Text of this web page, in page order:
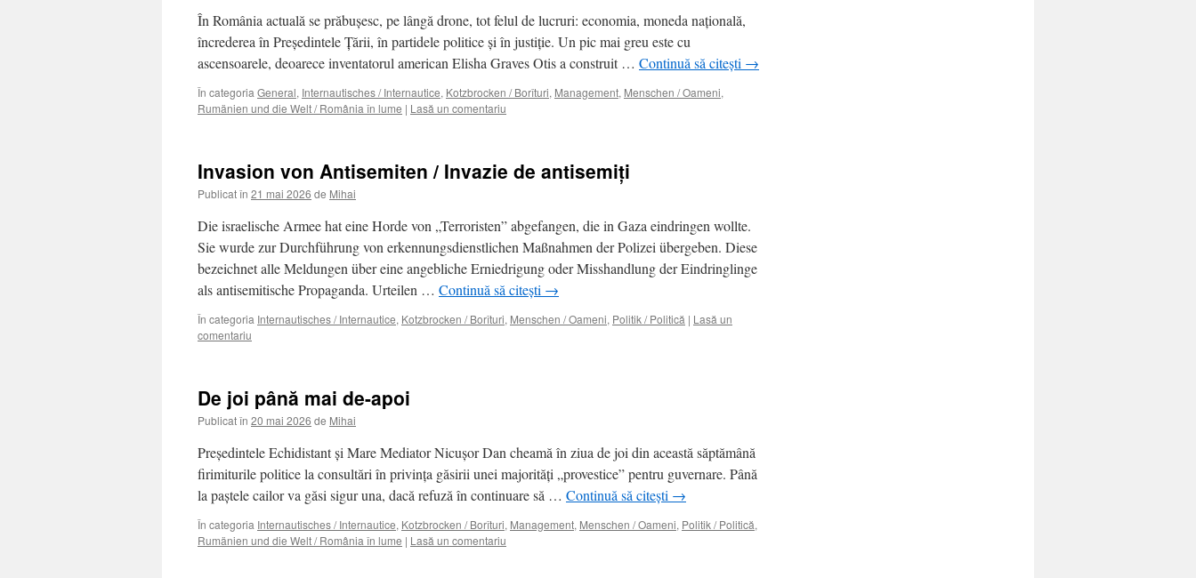
În România actuală se prăbuşesc, pe lângă drone, tot felul de lucruri: economia, moneda naţională,
încrederea în Preşedintele Ţării, în partidele politice şi în justiţie. Un pic mai greu este cu
ascensoarele, deoarece inventatorul american Elisha Graves Otis a construit … Continuă să citești →
În categoria General, Internautisches / Internautice, Kotzbrocken / Borîturi, Management, Menschen / Oameni,
Rumänien und die Welt / România în lume | Lasă un comentariu
Invasion von Antisemiten / Invazie de antisemiţi
Publicat în 21 mai 2026 de Mihai
Die israelische Armee hat eine Horde von „Terroristen” abgefangen, die in Gaza eindringen wollte.
Sie wurde zur Durchführung von erkennungsdienstlichen Maßnahmen der Polizei übergeben. Diese
bezeichnet alle Meldungen über eine angebliche Erniedrigung oder Misshandlung der Eindringlinge
als antisemitische Propaganda. Urteilen … Continuă să citești →
În categoria Internautisches / Internautice, Kotzbrocken / Borîturi, Menschen / Oameni, Politik / Politică | Lasă un
comentariu
De joi până mai de-apoi
Publicat în 20 mai 2026 de Mihai
Preşedintele Echidistant şi Mare Mediator Nicuşor Dan cheamă în ziua de joi din această săptămână
firimiturile politice la consultări în privinţa găsirii unei majorităţi „provestice” pentru guvernare. Până
la paştele cailor va găsi sigur una, dacă refuză în continuare să … Continuă să citești →
În categoria Internautisches / Internautice, Kotzbrocken / Borîturi, Management, Menschen / Oameni, Politik / Politică,
Rumänien und die Welt / România în lume | Lasă un comentariu